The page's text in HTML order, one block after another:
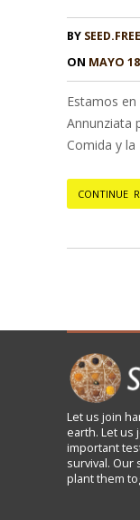
BY
ON MAYO
Estamos en
Annunziata
Comida y
CONTINUE
Let us join
earth. Let us
important
survival. Our
plant them